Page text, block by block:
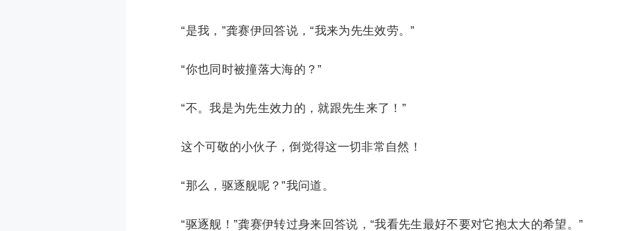
“是我，”龚赛伊回答说，“我来为先生效劳。”
“你也同时被撞落大海的？”
“不。我是为先生效力的，就跟先生来了！”
这个可敬的小伙子，倒觉得这一切非常自然！
“那么，驱逐舰呢？”我问道。
“驱逐舰！”龚赛伊转过身来回答说，“我看先生最好不要对它抱太大的希望。”